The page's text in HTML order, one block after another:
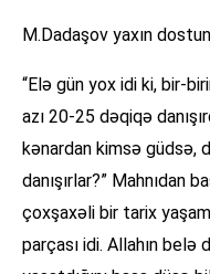
M.Dadaşov yaxın
“Elə gün yox idi ki, bir-
azı 20-25 dəqiqə
kənardan kimsə güdsə,
danışırlar?” Mahnıdan
çoxşaxəli bir tarix
parçası idi. Allahın